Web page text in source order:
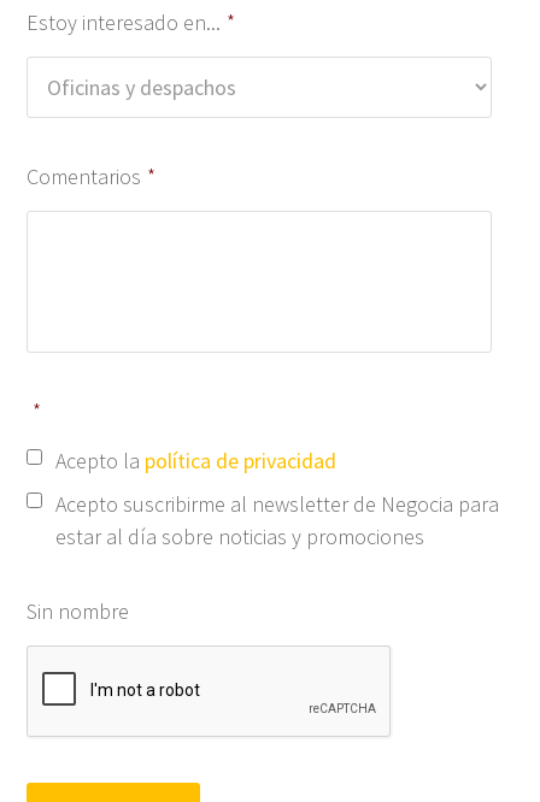
Estoy interesado en... *
Comentarios *
*
Acepto la política de privacidad
Acepto suscribirme al newsletter de Negocia para
estar al día sobre noticias y promociones
Sin nombre